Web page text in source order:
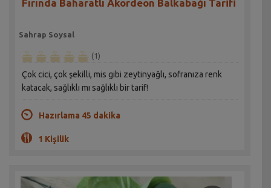
Fırında Baharatlı Akordeon Balkabağı Tarifi
Sahrap Soysal
(1)
Çok cici, çok şekilli, mis gibi zeytinyağlı, sofranıza renk
katacak, sağlıklı mı sağlıklı bir tarif!
Hazırlama 45 dakika
1 Kişilik